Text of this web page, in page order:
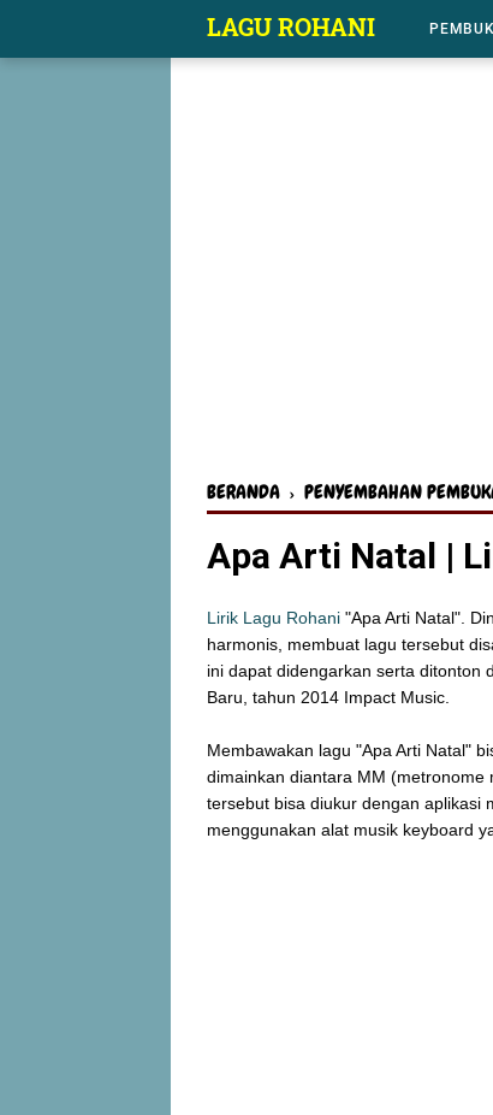
LAGU ROHANI
BERANDA › PENYEMBAHAN
Apa Arti Natal |
Lirik Lagu Rohani "Apa Arti Natal".
harmonis, membuat lagu tersebut
ini dapat didengarkan serta ditonton
Baru, tahun 2014 Impact Music.
Membawakan lagu "Apa Arti Natal"
dimainkan diantara MM (metronome
tersebut bisa diukur dengan aplikasi
menggunakan alat musik keyboard